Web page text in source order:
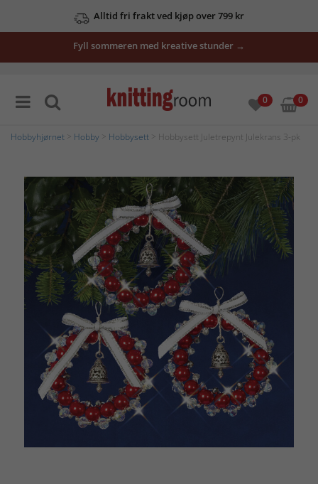
Alltid fri frakt ved kjøp over 799 kr
Fyll sommeren med kreative stunder →
0 0
Hobbyhjørnet Hobby Hobbysett > Hobbysett Juletrepynt Julekrans 3-pk